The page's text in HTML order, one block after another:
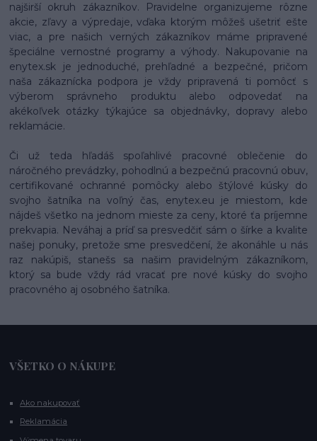
najširší okruh zákazníkov. Pravidelne organizujeme rôzne
akcie, zľavy a výpredaje, vďaka ktorým môžeš ušetriť ešte
viac, a pre našich verných zákazníkov máme pripravené
špeciálne vernostné programy a výhody. Nakupovanie na
enytex.sk je jednoduché, prehľadné a bezpečné, pričom
naša zákaznícka podpora je vždy pripravená ti pomôcť s
výberom správneho produktu alebo odpovedať na
akékoľvek otázky týkajúce sa objednávky, dopravy alebo
reklamácie.
Či už teda hľadáš spoľahlivé pracovné oblečenie do
náročného prevádzky, pohodlnú a bezpečnú pracovnú obuv,
certifikované ochranné pomôcky alebo štýlové kúsky do
svojho šatníka na voľný čas, enytex.eu je miestom, kde
nájdeš všetko na jednom mieste za ceny, ktoré ťa príjemne
prekvapia. Neváhaj a príď sa presvedčiť sám o šírke a kvalite
našej ponuky, pretože sme presvedčení, že akonáhle u nás
raz nakúpiš, stanešs sa našim pravidelným zákazníkom,
ktorý sa bude vždy rád vracať pre nové kúsky do svojho
pracovného aj osobného šatníka.
VŠETKO O NÁKUPE
Ako nakupovať
Reklamácia